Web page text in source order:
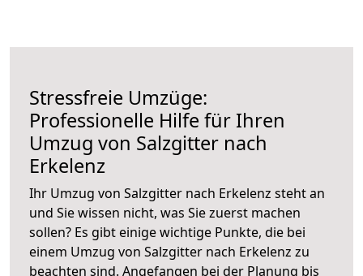
Stressfreie Umzüge:
Professionelle Hilfe für Ihren
Umzug von Salzgitter nach
Erkelenz
Ihr Umzug von Salzgitter nach Erkelenz steht an
und Sie wissen nicht, was Sie zuerst machen
sollen? Es gibt einige wichtige Punkte, die bei
einem Umzug von Salzgitter nach Erkelenz zu
beachten sind. Angefangen bei der Planung bis